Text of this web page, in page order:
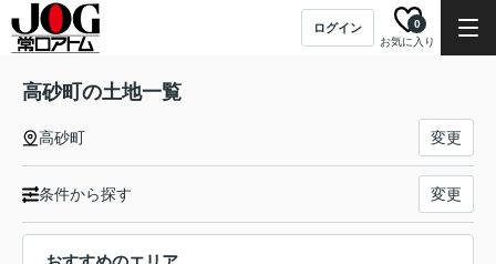
ログイン
お気に入り
0
高砂町の土地一覧
高砂町 変更
条件から探す 変更